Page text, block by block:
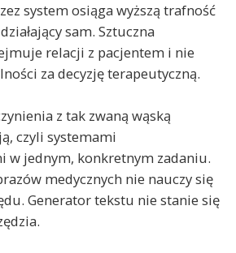
system osiąga wyższą trafność
sam. Sztuczna
relacji z pacjentem i nie
za decyzję terapeutyczną.
z tak zwaną wąską
czyli systemami
w jednym, konkretnym zadaniu.
medycznych nie nauczy się
Generator tekstu nie stanie się